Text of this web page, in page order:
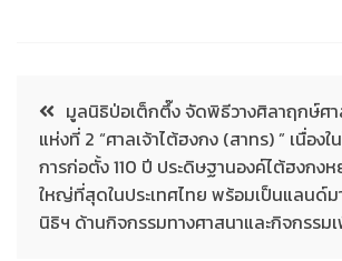
มูลนิธิป่อเต็กตึ๊ง จัดพิธีวางศิลาฤกษ์ศา
แห่งที่ 2 “ศาลเจ้าไต้ฮงกง (สาทร) ” เนื่อง
การก่อตั้ง 110 ปี ประดิษฐานองค์ไต้ฮงกง
ใหญ่ที่สุดในประเทศไทย พร้อมเป็นแลนด์
นิธิฯ ด้านกิจกรรมทางศาสนาและกิจกรรม